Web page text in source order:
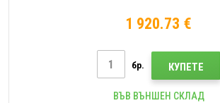
1 920.73 €
бр. КУПЕТЕ
ВЪВ ВЪНШЕН СКЛАД